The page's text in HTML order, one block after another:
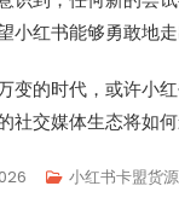
小红书能够勇敢地
变的时代，或许小
社交媒体生态将如
小红书卡盟货